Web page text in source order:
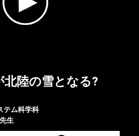
陸の雪となる?
テム科学科
先生